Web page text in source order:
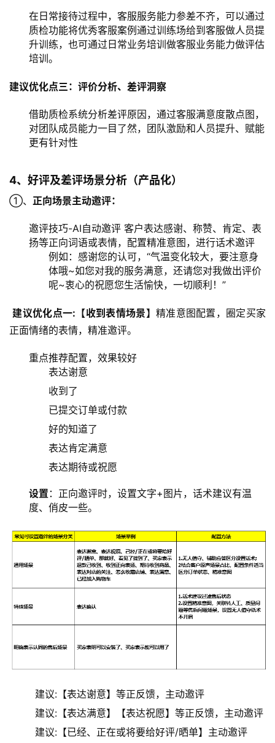
在日常接待过程中，客服服务能力参差不齐，可以通过
质检功能将优秀客服案例通过训练场给到客服做人员提
升训练，也可通过日常业务培训做客服业务能力做评估
培训。
建议优化点三：评价分析、差评洞察
借助质检系统分析差评原因，通过客服满意度散点图，
对团队成员能力一目了然，团队激励和人员提升、赋能
更有针对性
4、好评及差评场景分析（产品化）
①、 正向场景主动邀评：
邀评技巧-AI自动邀评 客户表达感谢、称赞、肯定、表
扬等正向词语或表情，配置精准意图，进行话术邀评
例如：感谢您的认可，“气温变化较大，要注意身
体哦~如您对我的服务满意，还请您对我做出评价
呢~衷心的祝愿您生活愉快，一切顺利！”
建议优化点一:【收到表情场景】 精准意图配置，圈定买家
正面情绪的表情，精准邀评。
重点推荐配置，效果较好
表达谢意
收到了
已提交订单或付款
好的知道了
表达肯定满意
表达期待或祝愿
设置 ：正向邀评时，设置文字+图片，话术建议有温
度、俏皮一些。
建议:【表达谢意】等正反馈，主动邀评
建议:【表达满意】【表达祝愿】等正反馈，主动邀评
建议:【已经、正在或将要给好评/晒单】主动邀评